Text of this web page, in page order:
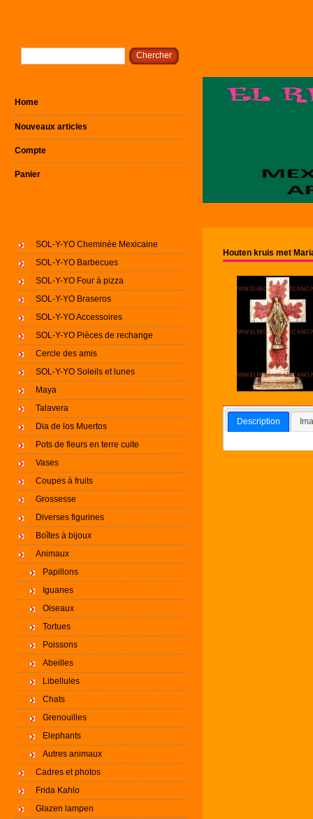
Home
Nouveaux articles
Compte
Panier
SOL-Y-YO Cheminée Mexicaine
SOL-Y-YO Barbecues
SOL-Y-YO Four à pizza
SOL-Y-YO Braseros
SOL-Y-YO Accessoires
SOL-Y-YO Pièces de rechange
Cercle des amis
SOL-Y-YO Soleils et lunes
Maya
Talavera
Dia de los Muertos
Pots de fleurs en terre cuite
Vases
Coupes à fruits
Grossesse
Diverses figurines
Boîtes à bijoux
Animaux
Papillons
Iguanes
Oiseaux
Tortues
Poissons
Abeilles
Libellules
Chats
Grenouilles
Elephants
Autres animaux
Cadres et photos
Frida Kahlo
Glazen lampen
Houten kruis met
Description